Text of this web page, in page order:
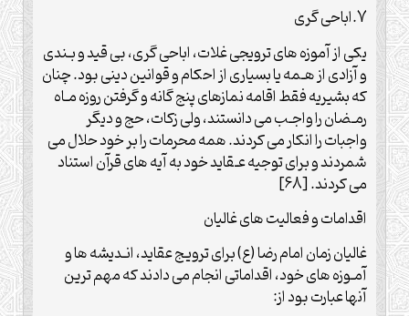
7.اباحی گری
یکی از آموزه های ترویجی غلات، اباحی گری، بی قید و بـندی
و آزادی از هـمه یا بسیاری از احکام و قوانین دینی بود. چنان
که بشیریه فقط اقامه نمازهای پنج گانه و گرفتن روزه مـاه
رمـضان را واجـب می دانستند، ولی زکات، حج و دیگر
واجبات را انکار می کردند. همه محرمات را بر خود حلال می
شمردند و برای توجیه عـقاید خود به آیه های قرآن استناد
می کردند. [68]
اقدامات و فعالیت های غالیان
غالیان زمان امام رضا (ع) برای ترویج عقاید، انـدیشه ها و
آمـوزه های خود، اقداماتی انجام می دادند که مهم ترین
آنها عبارت بود از: